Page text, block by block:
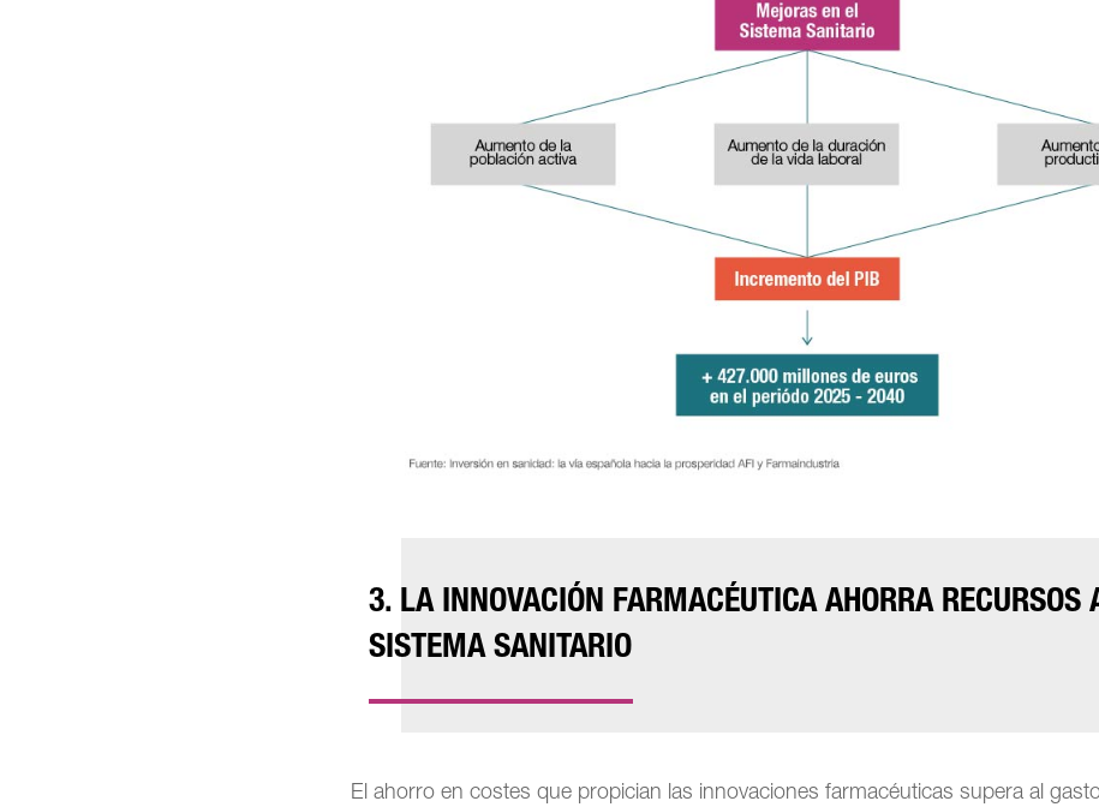
3. LA INNOVACIÓN FARMACÉUTICA AHORRA RECURSOS
SISTEMA SANITARIO
El ahorro en costes que propician las innovaciones farmacéuticas supera al